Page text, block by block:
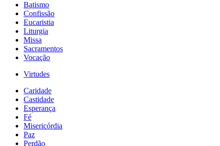
Batismo
Confissão
Eucaristia
Liturgia
Missa
Sacramentos
Vocação
Virtudes
Caridade
Castidade
Esperança
Fé
Misericórdia
Paz
Perdão